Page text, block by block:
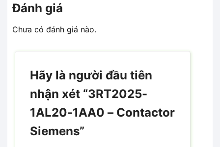
Đánh giá
Chưa có đánh giá nào.
Hãy là người đầu tiên
nhận xét “3RT2025-
1AL20-1AA0 – Contactor
Siemens”